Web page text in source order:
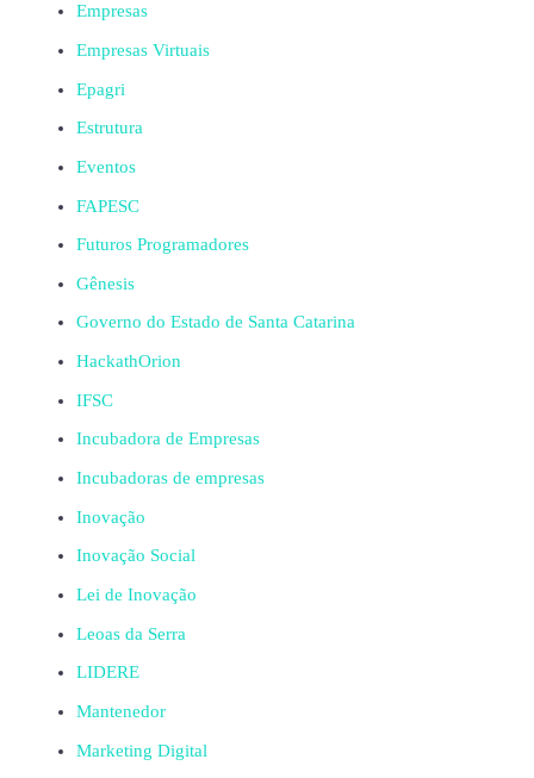
Empresas
Empresas Virtuais
Epagri
Estrutura
Eventos
FAPESC
Futuros Programadores
Gênesis
Governo do Estado de Santa Catarina
HackathOrion
IFSC
Incubadora de Empresas
Incubadoras de empresas
Inovação
Inovação Social
Lei de Inovação
Leoas da Serra
LIDERE
Mantenedor
Marketing Digital